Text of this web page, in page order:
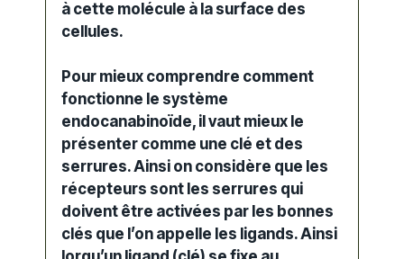
à cette molécule à la surface des
cellules.
Pour mieux comprendre comment
fonctionne le système
endocanabinoïde, il vaut mieux le
présenter comme une clé et des
serrures. Ainsi on considère que les
récepteurs sont les serrures qui
doivent être activées par les bonnes
clés que l’on appelle les ligands. Ainsi